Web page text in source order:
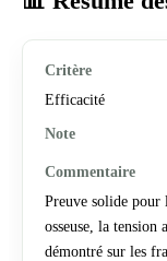
Efficacité
Preuve solide pour
osseuse, la tension
démontré sur les